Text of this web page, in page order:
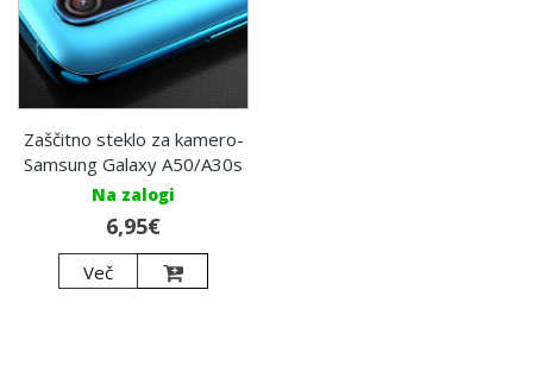
Zaščitno steklo za kamero-
Samsung Galaxy A50/A30s
Na zalogi
6,95€
Več